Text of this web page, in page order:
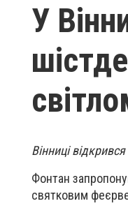
У
Вінниці
Фонтан
святковим